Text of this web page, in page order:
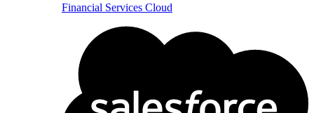
Financial Services Cloud